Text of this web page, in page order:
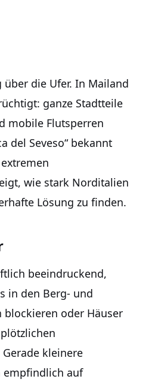
die Ufer. In Mailand
ganze Stadtteile
mobile Flutsperren
del Seveso“ bekannt
wie stark Norditalien
Lösung zu finden.
beeindruckend,
in den Berg- und
blockieren oder Häuser
kleinere
empfindlich auf